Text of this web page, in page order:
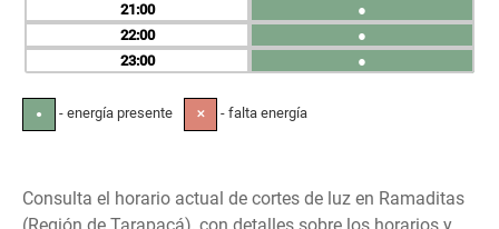
21
22
23
●
●
●
● - energía presente ✕ - falta energía
Consulta el horario actual de cortes de luz en Ramaditas